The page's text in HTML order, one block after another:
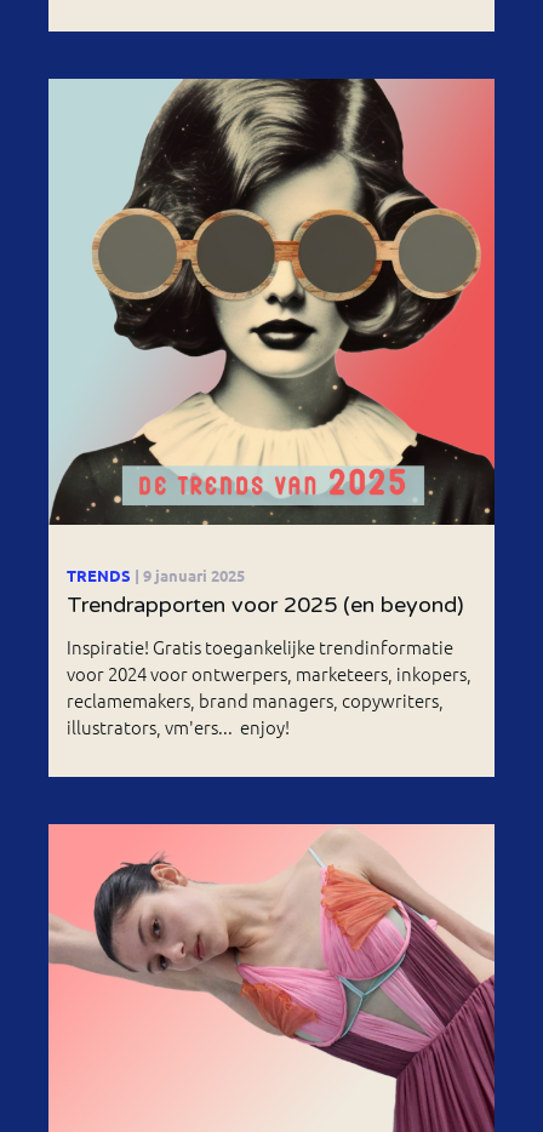
TRENDS | 9 januari 2025
Trendrapporten voor 2025 (en beyond)
Inspiratie! Gratis toegankelijke trendinformatie
voor 2024 voor ontwerpers, marketeers, inkopers,
reclamemakers, brand managers, copywriters,
illustrators, vm'ers... enjoy!